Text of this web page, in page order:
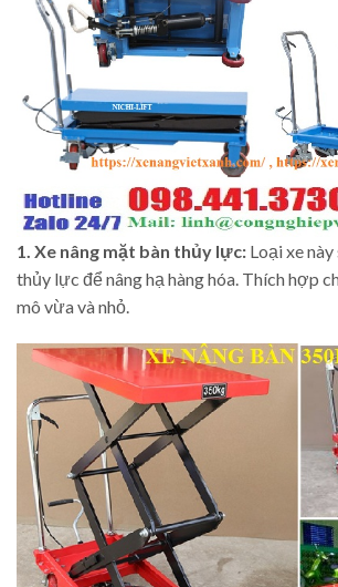
1. Xe nâng mặt bàn thủy lực: Loại xe
thủy lực để nâng hạ hàng hóa. Thích hợp
mô vừa và nhỏ.